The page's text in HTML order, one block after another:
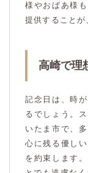
様やおばあ様
提供することが
高崎で理
記念日は、時
るでしょう。
いたま市で、
心に残る優し
を約束します